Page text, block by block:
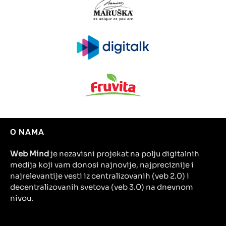
O NAMA
Web Mindje nezavisni projekat na polju digitalnih
medija koji vam donosi najnovije, najpreciznije i
najrelevantije vesti iz centralizovanih (veb 2.0) i
decentralizovanih svetova (veb 3.0) na dnevnom
nivou.